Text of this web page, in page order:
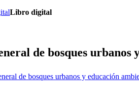
Libro digital
de bosques urbanos